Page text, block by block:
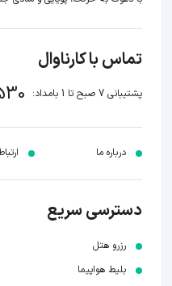
تماس با کارناوال
پشتیبانی 7 صبح تا 1 بامداد:
درباره ما
دسترسی سریع
رزرو هتل
بلیط هواپیما